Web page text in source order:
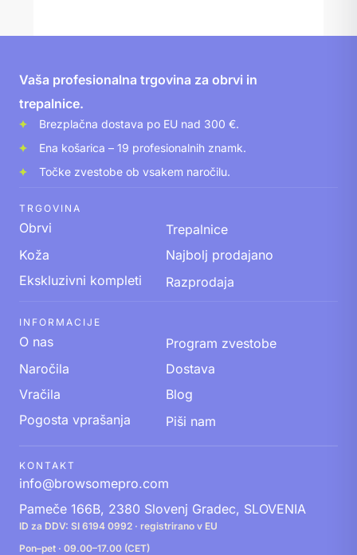
Vaša profesionalna trgovina za obrvi in
trepalnice.
Brezplačna dostava po EU nad 300 €.
Ena košarica – 19 profesionalnih znamk.
Točke zvestobe ob vsakem naročilu.
TRGOVINA
Obrvi
Trepalnice
Koža
Najbolj prodajano
Ekskluzivni kompleti
Razprodaja
INFORMACIJE
O nas
Program zvestobe
Naročila
Dostava
Vračila
Blog
Pogosta vprašanja
Piši nam
KONTAKT
info@browsomepro.com
Pameče 166B, 2380 Slovenj Gradec, SLOVENIA
ID za DDV: SI 6194 0992 · registrirano v EU
Pon–pet · 09.00–17.00 (CET)